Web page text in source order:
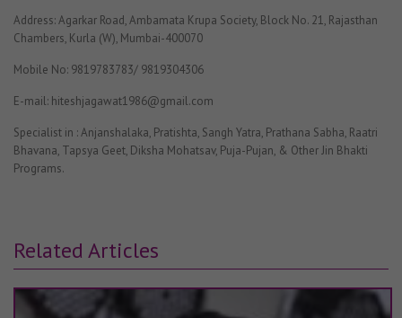
Address: Agarkar Road, Ambamata Krupa Society, Block No. 21, Rajasthan
Chambers, Kurla (W), Mumbai-400070
Mobile No: 9819783783/ 9819304306
E-mail: hiteshjagawat1986@gmail.com
Specialist in : Anjanshalaka, Pratishta, Sangh Yatra, Prathana Sabha, Raatri
Bhavana, Tapsya Geet, Diksha Mohatsav, Puja-Pujan, & Other Jin Bhakti
Programs.
Related Articles